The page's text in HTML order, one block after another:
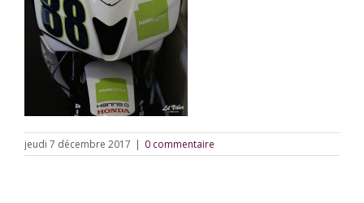
jeudi 7 décembre 2017 | 0 commentaire